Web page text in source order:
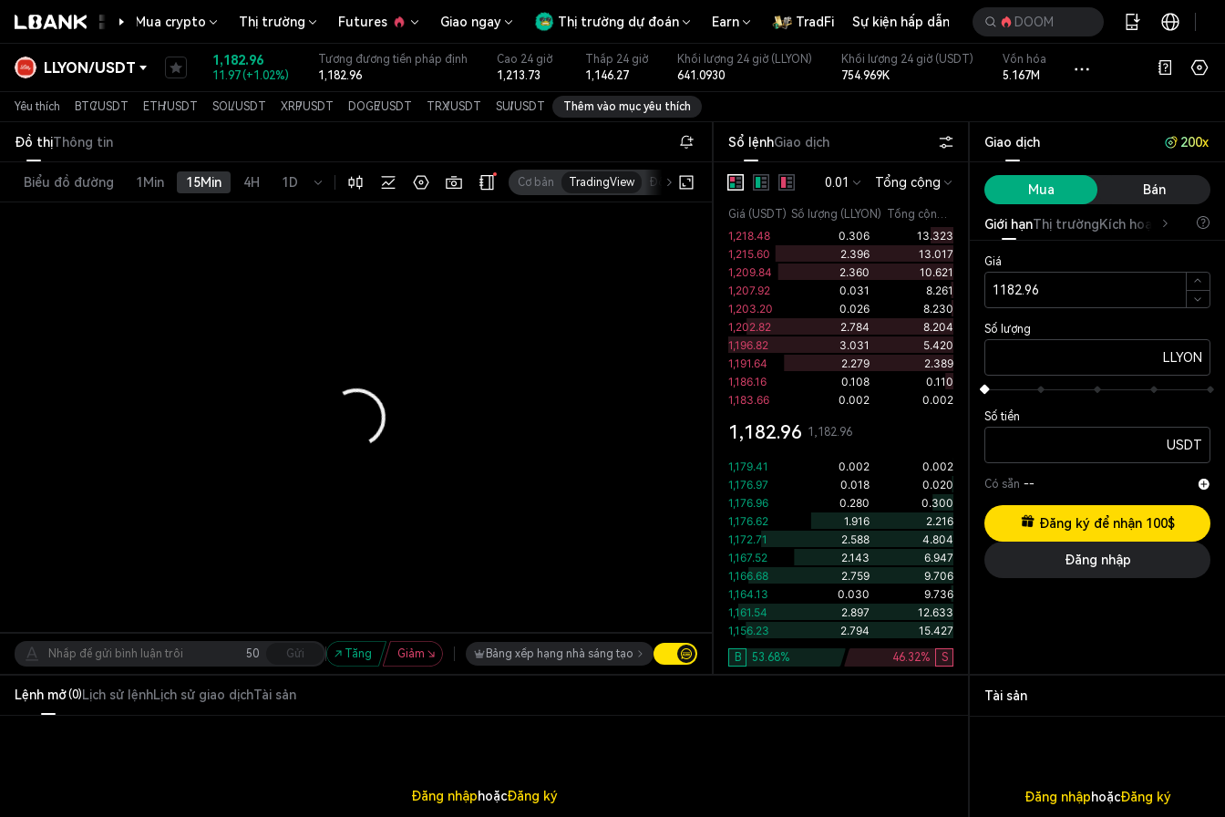
Mua crypto Thị trường Futures Giao ngay Thị trường dự đoán Earn TradFi Sự kiện hấp dẫn DOOM
LLYON/USDT 1,182.96
11.97(+1.02%)
Tương đương tiền pháp định
1,182.96
Cao 24 giờ
1,213.73
Thấp 24 giờ
1,146.27
Khối lượng 24 giờ (LLYON)
641.0930
Khối lượng 24 giờ (USDT)
754.969K
Vốn hóa
5.167M
Thẻ token
Stocks
Yêu thích BTC/USDT ETH/USDT SOL/USDT XRP/USDT DOGE/USDT TRX/USDT SUI/USDT Thêm vào mục yêu thích
Đồ thịThông tin
Biểu đồ đường 1Min 15Min 4H 1D Cơ bản TradingView Độ sâu Vốn hóa
50 Gửi Tăng Giảm Bảng xếp hạng nhà sáng tạo
Sổ lệnhGiao dịch
0.01 Tổng cộng
Giá (USDT) Số lượng ( LLYON) Tổng cộng (LLYON)
1,182.96 1,182.96
B 53.68% 46.32% S
Lệnh mở(0) Lịch sử lệnhLịch sử giao dịchTài sản
Đăng nhậphoặcĐăng ký
Giao dịch 200x
Mua Bán
Giới hạnThị trườngKích hoạt OCO
Giá
Số lượng
LLYON
Số tiền
USDT
Có sẵn --
Đăng nhập
Đăng ký để nhận 100$
Tài sản
Đăng nhậphoặcĐăng ký